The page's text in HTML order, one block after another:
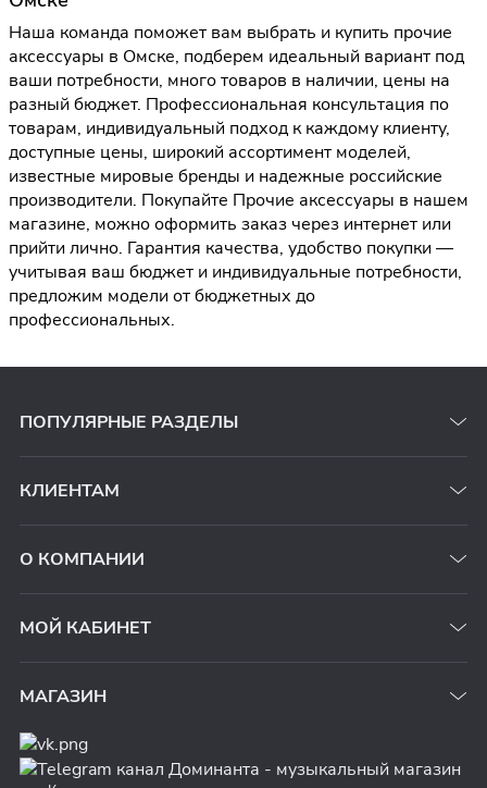
Наша команда поможет вам выбрать и купить прочие
аксессуары в Омске, подберем идеальный вариант под
ваши потребности, много товаров в наличии, цены на
разный бюджет. Профессиональная консультация по
товарам, индивидуальный подход к каждому клиенту,
доступные цены, широкий ассортимент моделей,
известные мировые бренды и надежные российские
производители. Покупайте Прочие аксессуары в нашем
магазине, можно оформить заказ через интернет или
прийти лично. Гарантия качества, удобство покупки —
учитывая ваш бюджет и индивидуальные потребности,
предложим модели от бюджетных до
профессиональных.
ПОПУЛЯРНЫЕ РАЗДЕЛЫ
КЛИЕНТАМ
О КОМПАНИИ
МОЙ КАБИНЕТ
МАГАЗИН